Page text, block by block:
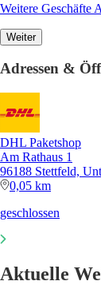
Weitere Geschäfte
Weiter
Adressen &
DHL Paketshop
Am Rathaus 1
96188 Stettfeld,
0,05 km
geschlossen
Aktuelle